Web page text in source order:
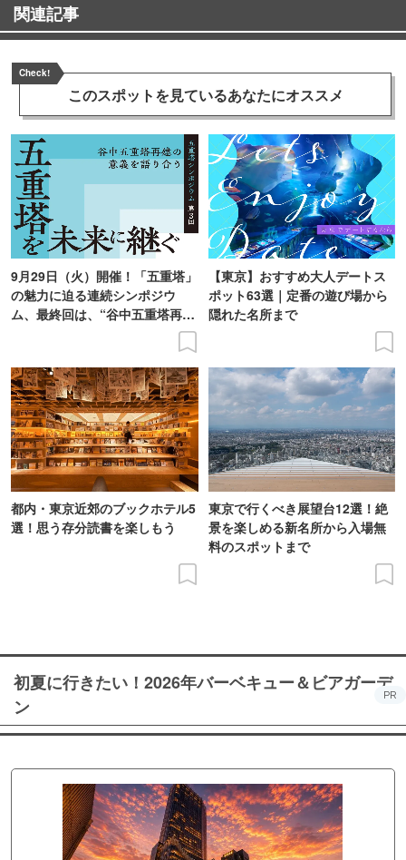
関連記事
Check!
このスポットを見ているあなたにオススメ
9月29日（火）開催！「五重塔」
の魅力に迫る連続シンポジウ
ム、最終回は、“谷中五重塔再建
【東京】おすすめ大人デートス
ポット63選｜定番の遊び場から
隠れた名所まで
都内・東京近郊のブックホテル5
選！思う存分読書を楽しもう
東京で行くべき展望台12選！絶
景を楽しめる新名所から入場無
料のスポットまで
初夏に行きたい！2026年バーベキュー＆ビアガーデ
ン
PR